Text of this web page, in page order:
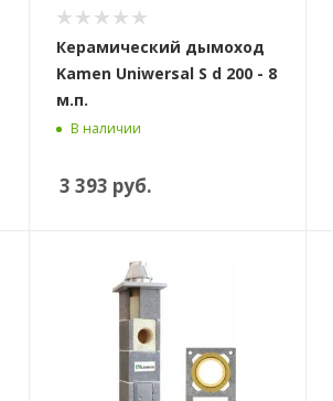
Керамический дымоход
Kamen Uniwersal S d 200 - 8
м.п.
В наличии
3 393 руб.